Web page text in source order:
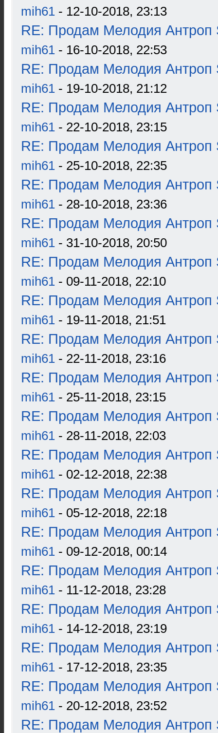
mih61 - 12-10-2018, 23:13
RE: Продам Мелодия Антроп
mih61 - 16-10-2018, 22:53
RE: Продам Мелодия Антроп
mih61 - 19-10-2018, 21:12
RE: Продам Мелодия Антроп
mih61 - 22-10-2018, 23:15
RE: Продам Мелодия Антроп
mih61 - 25-10-2018, 22:35
RE: Продам Мелодия Антроп
mih61 - 28-10-2018, 23:36
RE: Продам Мелодия Антроп
mih61 - 31-10-2018, 20:50
RE: Продам Мелодия Антроп
mih61 - 09-11-2018, 22:10
RE: Продам Мелодия Антроп
mih61 - 19-11-2018, 21:51
RE: Продам Мелодия Антроп
mih61 - 22-11-2018, 23:16
RE: Продам Мелодия Антроп
mih61 - 25-11-2018, 23:15
RE: Продам Мелодия Антроп
mih61 - 28-11-2018, 22:03
RE: Продам Мелодия Антроп
mih61 - 02-12-2018, 22:38
RE: Продам Мелодия Антроп
mih61 - 05-12-2018, 22:18
RE: Продам Мелодия Антроп
mih61 - 09-12-2018, 00:14
RE: Продам Мелодия Антроп
mih61 - 11-12-2018, 23:28
RE: Продам Мелодия Антроп
mih61 - 14-12-2018, 23:19
RE: Продам Мелодия Антроп
mih61 - 17-12-2018, 23:35
RE: Продам Мелодия Антроп
mih61 - 20-12-2018, 23:52
RE: Продам Мелодия Антроп